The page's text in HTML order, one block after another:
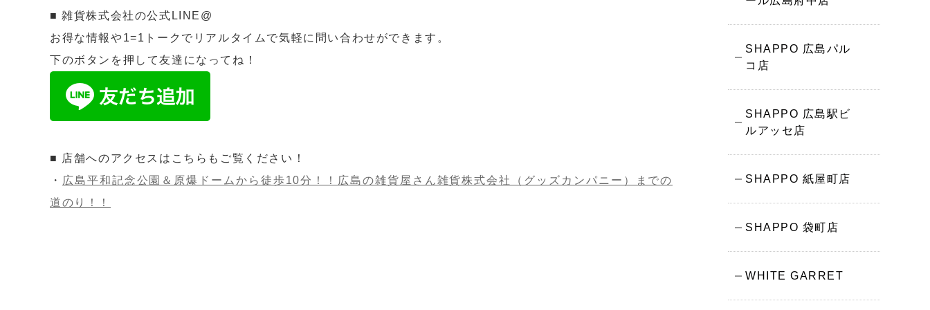
■ 雑貨株式会社の公式LINE@
お得な情報や1=1トークでリアルタイムで気軽に問い合わせができます。
下のボタンを押して友達になってね！
■ 店舗へのアクセスはこちらもご覧ください！
・ 広島平和記念公園＆原爆ドームから徒歩10分！！広島の雑貨屋さん雑貨株式会社（グッズカンパニー）までの
道のり！！
SHAPPO 広島パル
コ店
SHAPPO 広島駅ビ
ルアッセ店
SHAPPO 紙屋町店
SHAPPO 袋町店
WHITE GARRET